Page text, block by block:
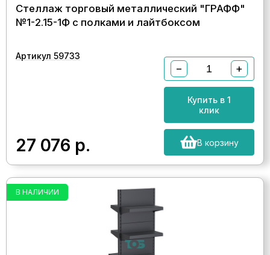
Стеллаж торговый металлический "ГРАФФ"
№1-2.15-1Ф с полками и лайтбоксом
Артикул 59733
27 076 р.
− +
Купить в 1
клик
В корзину
В НАЛИЧИИ